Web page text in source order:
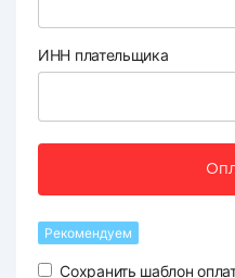
ИНН плательщика
Рекомендуем
Сохранить шаблон